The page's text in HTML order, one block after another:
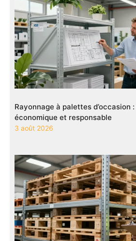
Rayonnage à palettes d’occasion
économique et responsable
3 août 2026